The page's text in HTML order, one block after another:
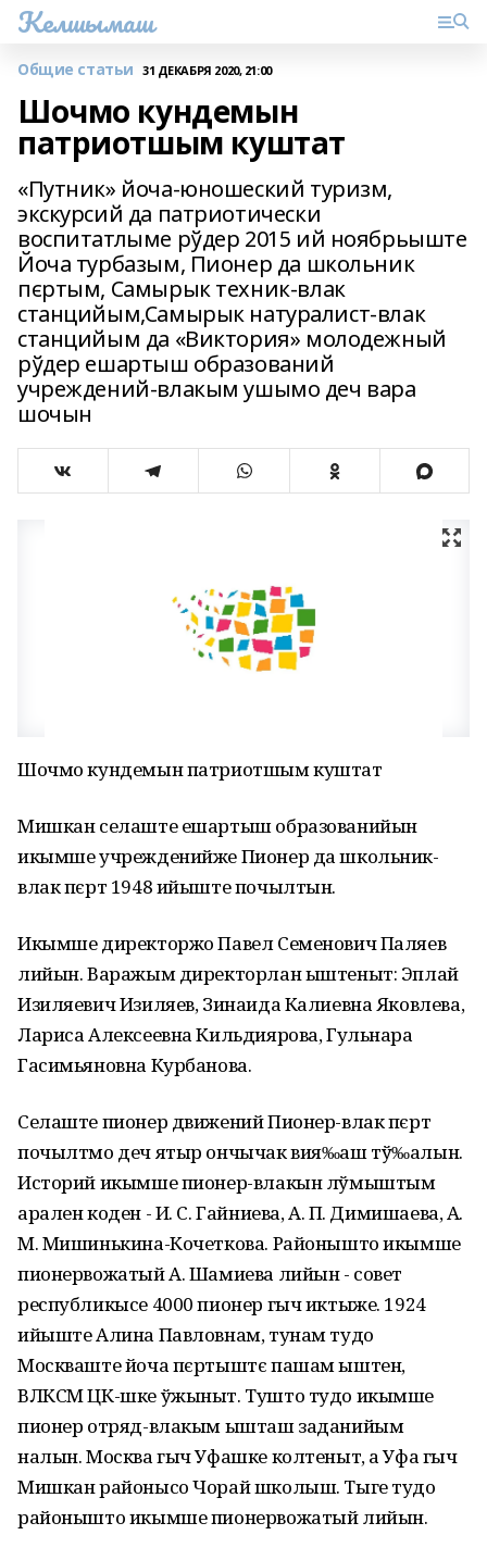
Келшымаш
Общие статьи 31 ДЕКАБРЯ 2020, 21:00
Шочмо кундемын
патриотшым куштат
«Путник» йоча-юношеский туризм,
экскурсий да патриотически
воспитатлыме рўдер 2015 ий ноябрьыште
Йоча турбазым, Пионер да школьник
пєртым, Самырык техник-влак
станцийым,Самырык натуралист-влак
станцийым да «Виктория» молодежный
рўдер ешартыш образований
учреждений-влакым ушымо деч вара
шочын
Шочмо кундемын патриотшым куштат
Мишкан селаште ешартыш образованийын
икымше учрежденийже Пионер да школьник-
влак пєрт 1948 ийыште почылтын.
Икымше директоржо Павел Семенович Паляев
лийын. Варажым директорлан ыштеныт: Эплай
Изиляевич Изиляев, Зинаида Калиевна Яковлева,
Лариса Алексеевна Кильдиярова, Гульнара
Гасимьяновна Курбанова.
Селаште пионер движений Пионер-влак пєрт
почылтмо деч ятыр ончычак вия‰аш тў‰алын.
Историй икымше пионер-влакын лўмыштым
арален коден - И. С. Гайниева, А. П. Димишаева, А.
М. Мишинькина-Кочеткова. Районышто икымше
пионервожатый А. Шамиева лийын - совет
республикысе 4000 пионер гыч иктыже. 1924
ийыште Алина Павловнам, тунам тудо
Москваште йоча пєртыштє пашам ыштен,
ВЛКСМ ЦК-шке ўжыныт. Тушто тудо икымше
пионер отряд-влакым ышташ заданийым
налын. Москва гыч Уфашке колтеныт, а Уфа гыч
Мишкан районысо Чорай школыш. Тыге тудо
районышто икымше пионервожатый лийын.